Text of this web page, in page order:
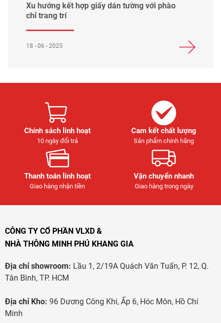
Xu hướng kết hợp giấy dán tường với phào
chỉ trang trí
18 - 06 - 2025
Chính sách linh hoạt
10 ngày đổi trả
Cam kết chất lượng
Sản phẩm chính hãng
Thanh toán linh hoạt
Giao hàng nhận tiền
Vận chuyển nhanh
Giao hàng trong ngày
CÔNG TY CỔ PHẦN VLXD &
NHÀ THÔNG MINH PHÚ KHANG GIA
Địa chỉ showroom: Lầu 1, 2/19A Quách Văn Tuấn, P. 12, Q.
Tân Bình, TP. HCM
Địa chỉ Kho: 96 Dương Công Khi, Ấp 6, Hóc Môn, Hồ Chí
Minh